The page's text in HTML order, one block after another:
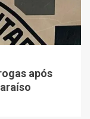
após